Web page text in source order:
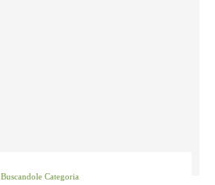
Buscandole Categoria